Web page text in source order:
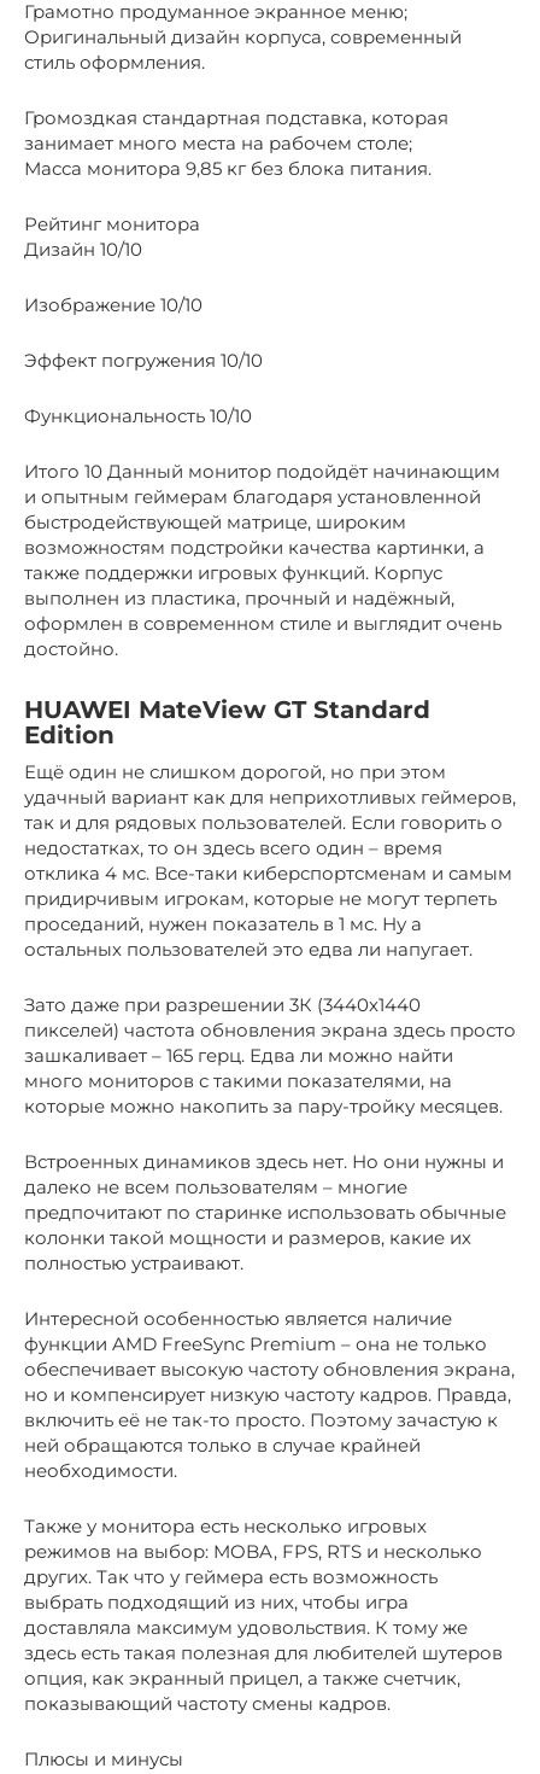
Грамотно продуманное экранное меню;
Оригинальный дизайн корпуса, современный
стиль оформления.
Громоздкая стандартная подставка, которая
занимает много места на рабочем столе;
Масса монитора 9,85 кг без блока питания.
Рейтинг монитора
Дизайн 10/10
Изображение 10/10
Эффект погружения 10/10
Функциональность 10/10
Итого 10 Данный монитор подойдёт начинающим
и опытным геймерам благодаря установленной
быстродействующей матрице, широким
возможностям подстройки качества картинки, а
также поддержки игровых функций. Корпус
выполнен из пластика, прочный и надёжный,
оформлен в современном стиле и выглядит очень
достойно.
HUAWEI MateView GT Standard
Edition
Ещё один не слишком дорогой, но при этом
удачный вариант как для неприхотливых геймеров,
так и для рядовых пользователей. Если говорить о
недостатках, то он здесь всего один – время
отклика 4 мс. Все-таки киберспортсменам и самым
придирчивым игрокам, которые не могут терпеть
проседаний, нужен показатель в 1 мс. Ну а
остальных пользователей это едва ли напугает.
Зато даже при разрешении 3К (3440х1440
пикселей) частота обновления экрана здесь просто
зашкаливает – 165 герц. Едва ли можно найти
много мониторов с такими показателями, на
которые можно накопить за пару-тройку месяцев.
Встроенных динамиков здесь нет. Но они нужны и
далеко не всем пользователям – многие
предпочитают по старинке использовать обычные
колонки такой мощности и размеров, какие их
полностью устраивают.
Интересной особенностью является наличие
функции AMD FreeSync Premium – она не только
обеспечивает высокую частоту обновления экрана,
но и компенсирует низкую частоту кадров. Правда,
включить её не так-то просто. Поэтому зачастую к
ней обращаются только в случае крайней
необходимости.
Также у монитора есть несколько игровых
режимов на выбор: MOBA, FPS, RTS и несколько
других. Так что у геймера есть возможность
выбрать подходящий из них, чтобы игра
доставляла максимум удовольствия. К тому же
здесь есть такая полезная для любителей шутеров
опция, как экранный прицел, а также счетчик,
показывающий частоту смены кадров.
Плюсы и минусы